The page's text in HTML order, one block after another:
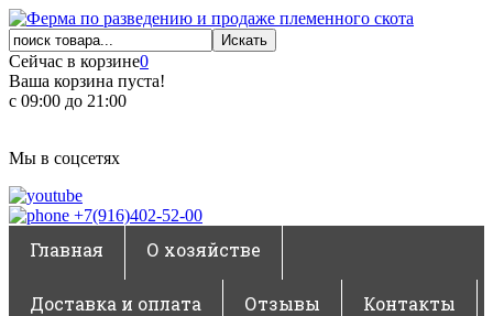
Сейчас в корзине0
Ваша корзина пуста!
с 09:00 до 21:00
Мы в соцсетях
+7(916)402-52-00
Главная О хозяйстве
Доставка и оплата Отзывы Контакты